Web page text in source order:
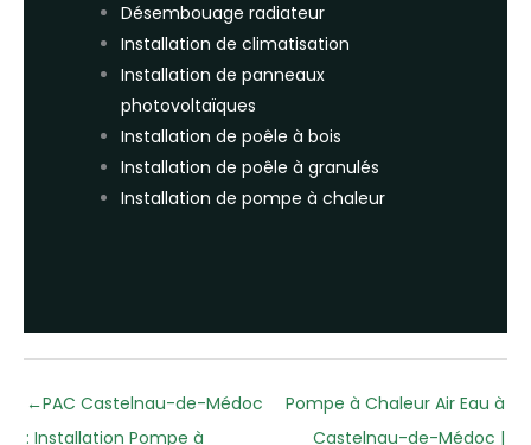
Désembouage radiateur
Installation de climatisation
Installation de panneaux
photovoltaïques
Installation de poêle à bois
Installation de poêle à granulés
Installation de pompe à chaleur
←PAC Castelnau-de-Médoc
: Installation Pompe à
Pompe à Chaleur Air Eau à
Castelnau-de-Médoc |